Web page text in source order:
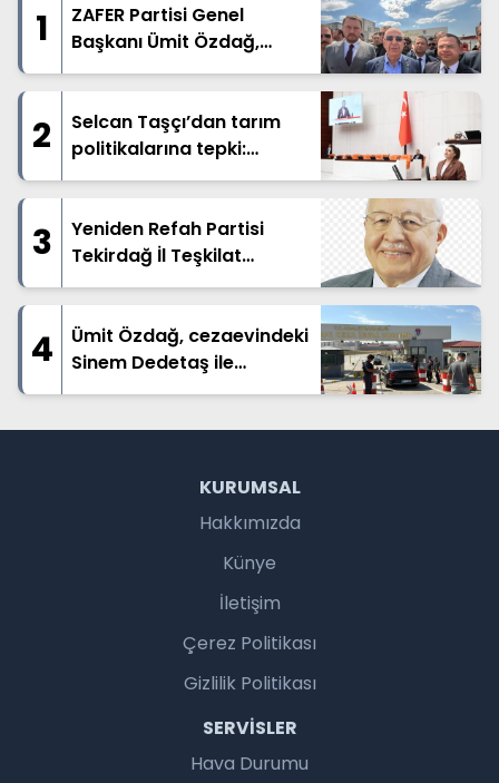
1
ZAFER Partisi Genel
Başkanı Ümit Özdağ,
Tekirdağ'ın Çorlu
İnfaz Kurumu’nda tutuklu
bulunan Oğuzhan Uğur ile
Üsküdar Belediye Başkanı
etti.
2
Selcan Taşçı’dan tarım
politikalarına tepki:
“Buğday nerede?
Yok!”
3
Yeniden Refah Partisi
Tekirdağ İl Teşkilat
Başkanlığı Kamuoyuna
4
Ümit Özdağ, cezaevindeki
Sinem Dedetaş ile
Oğuzhan Uğur'u ziyaret
KURUMSAL
Hakkımızda
Künye
İletişim
Çerez Politikası
Gizlilik Politikası
SERVISLER
Hava Durumu